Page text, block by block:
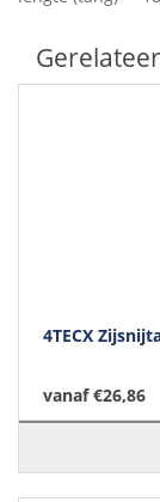
4TECX
vanaf €26,86